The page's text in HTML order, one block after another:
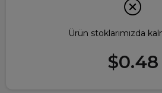
Ürün stoklarımızda
$0.48